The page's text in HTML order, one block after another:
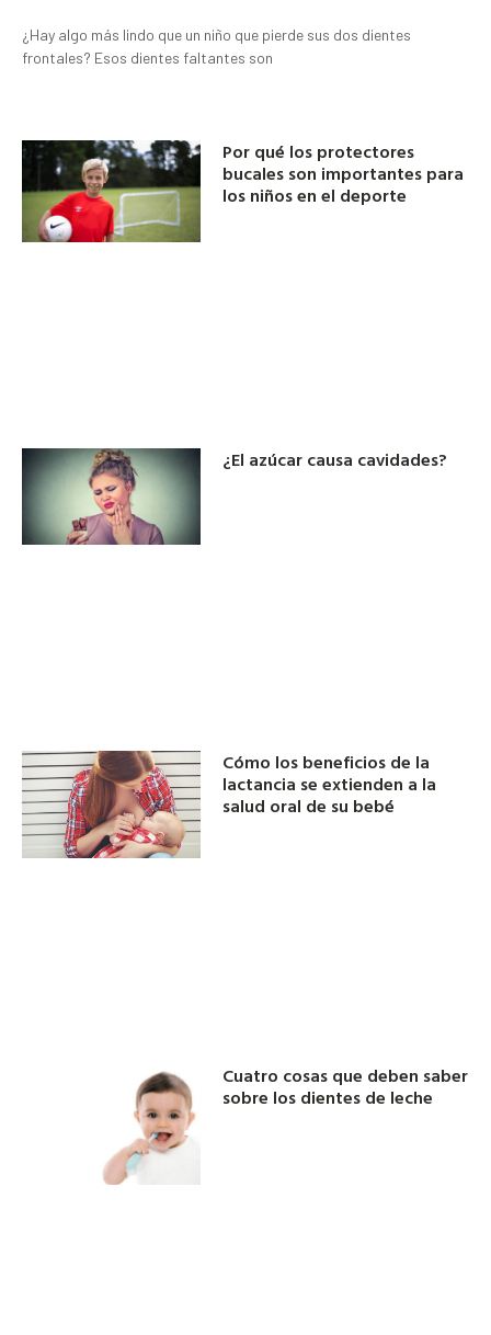
¿Hay algo más lindo que un niño que pierde sus dos dientes
frontales? Esos dientes faltantes son
Por qué los protectores
bucales son importantes para
los niños en el deporte
¿El azúcar causa cavidades?
Cómo los beneficios de la
lactancia se extienden a la
salud oral de su bebé
Cuatro cosas que deben saber
sobre los dientes de leche